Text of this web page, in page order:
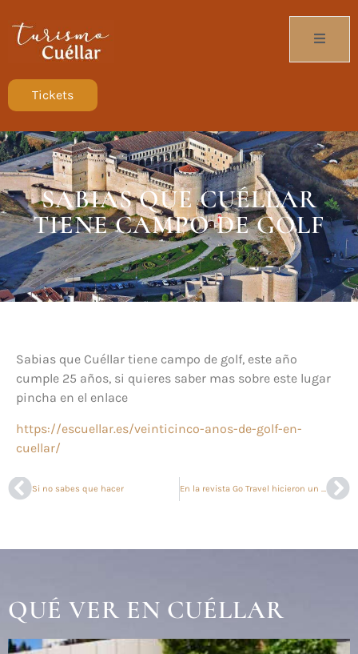
Tickets
SABIAS QUE CUÉLLAR
TIENE CAMPO DE GOLF
Sabias que Cuéllar tiene campo de golf, este año
cumple 25 años, si quieres saber mas sobre este lugar
pincha en el enlace
https://escuellar.es/veinticinco-anos-de-golf-en-
cuellar/
Si no sabes que hacer En la revista Go Travel hicieron un reportaje
QUÉ VER EN CUÉLLAR